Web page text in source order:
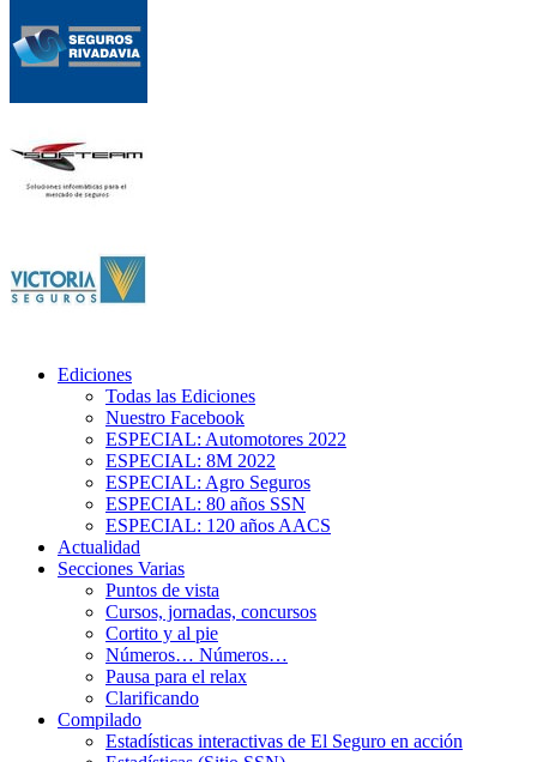
Ediciones
Todas las Ediciones
Nuestro Facebook
ESPECIAL: Automotores 2022
ESPECIAL: 8M 2022
ESPECIAL: Agro Seguros
ESPECIAL: 80 años SSN
ESPECIAL: 120 años AACS
Actualidad
Secciones Varias
Puntos de vista
Cursos, jornadas, concursos
Cortito y al pie
Números… Números…
Pausa para el relax
Clarificando
Compilado
Estadísticas interactivas de El Seguro en acción